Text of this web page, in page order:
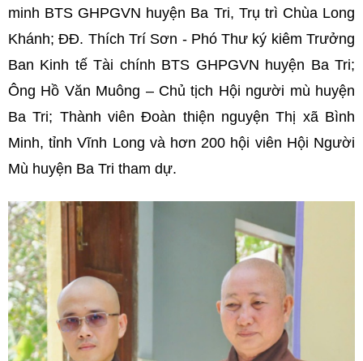
minh BTS GHPGVN huyện Ba Tri, Trụ trì Chùa Long
Khánh; ĐĐ. Thích Trí Sơn - Phó Thư ký kiêm Trưởng
Ban Kinh tế Tài chính BTS GHPGVN huyện Ba Tri;
Ông Hồ Văn Muông – Chủ tịch Hội người mù huyện
Ba Tri; Thành viên Đoàn thiện nguyện Thị xã Bình
Minh, tỉnh Vĩnh Long và hơn 200 hội viên Hội Người
Mù huyện Ba Tri tham dự.